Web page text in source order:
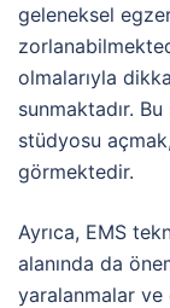
geleneksel
olmalarıyla
sunmaktadır.
stüdyosu
görmektedir.
Ayrıca, EMS
alanında da
yaralanmalar ve